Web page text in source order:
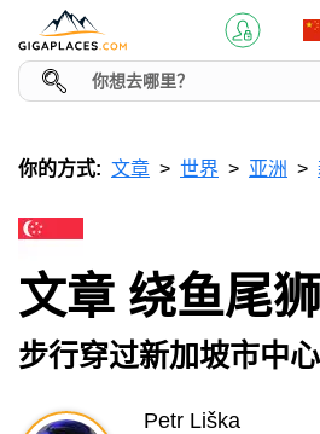
你的方式: 文章 世界 亚洲
文章 绕鱼尾
步行穿过新加坡市中心
Petr Liška